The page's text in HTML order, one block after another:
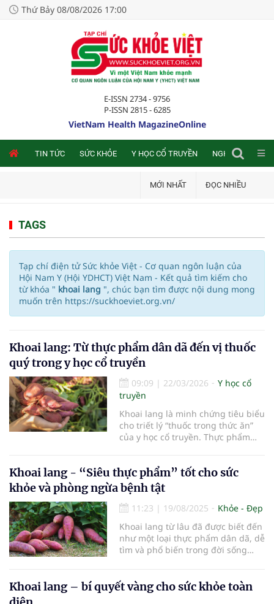
Thứ Bảy 08/08/2026 17:00
E-ISSN 2734 - 9756
P-ISSN 2815 - 6285
VietNam Health MagazineOnline
TIN TỨC SỨC KHỎE Y HỌC CỔ TRUYỀN NGHIÊN CỨU
MỚI NHẤT ĐỌC NHIỀU
TAGS
Tạp chí điện tử Sức khỏe Việt - Cơ quan ngôn luận của
Hội Nam Y (Hội YDHCT) Việt Nam - Kết quả tìm kiếm cho
từ khóa " khoai lang ", chúc bạn tìm được nội dung mong
muốn trên https://suckhoeviet.org.vn/
Khoai lang: Từ thực phẩm dân dã đến vị thuốc
quý trong y học cổ truyền
09:09 | 22/03/2026
Y học cổ
truyền
Khoai lang là minh chứng tiêu biểu
cho triết lý “thuốc trong thức ăn”
của y học cổ truyền. Thực phẩm
ngừa nhiều bệnh lý thường gặp.
Khoai lang - “Siêu thực phẩm” tốt cho sức
khỏe và phòng ngừa bệnh tật
11:23 | 19/08/2025
Khỏe - Đẹp
Khoai lang từ lâu đã được biết đến
như một loại thực phẩm dân dã, dễ
tìm và phổ biến trong đời sống
mình những giá trị dinh dưỡng
tuyệt vời, thậm chí được xem như
Khoai lang – bí quyết vàng cho sức khỏe toàn